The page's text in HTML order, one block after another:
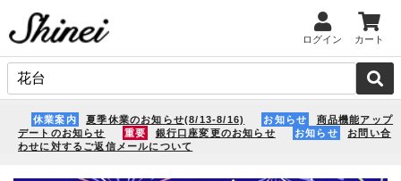
ログイン カート
休業案内 夏季休業のお知らせ(8/13-8/16) お知らせ
商品機能アップ
デートのお知らせ
重要 銀行口座変更のお知らせ お知らせ
お問い合
わせに対するご返信メールについて